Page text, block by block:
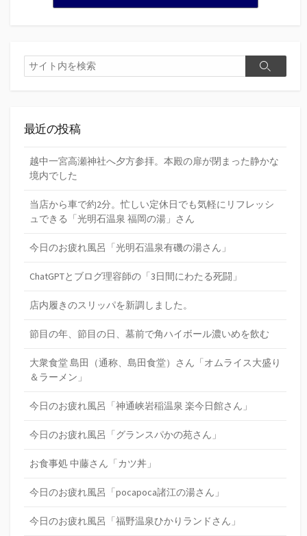
検
索
検
最近の投稿
越中一宮高瀬神社へ夕方参拝。本殿の扉が閉まった静かな
境内でした
当店から車で約2分。忙しい定休日でも気軽にリフレッシ
ュできる「光明石温泉 福岡の湯」さん
今日のお疲れ風呂「光明石温泉有磯の湯さん」
ChatGPTとブログ理容師の「3日間にわたる死闘」
店内履きのスリッパを新調しました。
節目の年、節目の日、墓前で角ハイボール濃いめを飲む
大衆食堂 島田（通称、島田食堂）さん「オムライス大盛り
＆ラーメン」
今日のお疲れ風呂「神通峡岩稲温泉 楽今日館さん」
今日のお疲れ風呂「グランスパかの苑さん」
お食事処 中藤さん「カツ丼」
今日のお疲れ風呂「pocapoca諸江の湯さん」
今日のお疲れ風呂「福野温泉ひかりランドさん」